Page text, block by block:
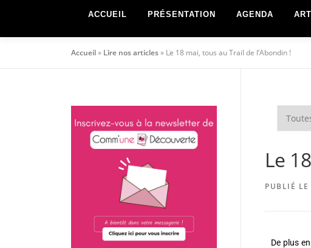
ACCUEIL PRÉSENTATION AGENDA
Accueil» Lire nos articles» Le 18 mai, tous au Trail de l’Abondin !
Le
PUBLIÉ LE
De plus